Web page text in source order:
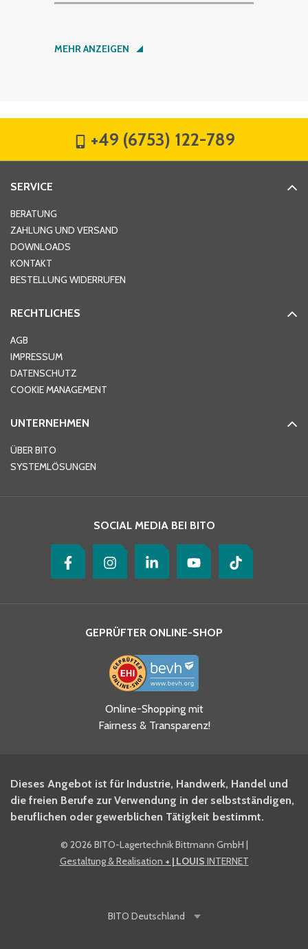
Nachname*
Hausnummer
Ort*
Telefon
Ja, ich habe die
Datenschutzhinweise gelesen
und akzeptiere diese.
BITO Newsletter Fachwissen
Intralogistiker anmelden.
Ja, ich möchte mich für den
BITO Shop-Newsletter
MEHR ANZEIGEN
+49 (6753) 122-789
SERVICE
BERATUNG
ZAHLUNG UND VERSAND
DOWNLOADS
KONTAKT
BESTELLUNG WIDERRUFEN
RECHTLICHES
AGB
IMPRESSUM
DATENSCHUTZ
COOKIE MANAGEMENT
UNTERNEHMEN
ÜBER BITO
SYSTEMLÖSUNGEN
SOCIAL MEDIA BEI BITO
GEPRÜFTER ONLINE-SHOP
Online-Shopping mit
Fairness & Transparenz!
Dieses Angebot ist für Industrie, Handwerk, Handel und
die freien Berufe zur Verwendung in der selbstständigen,
beruflichen oder gewerblichen Tätigkeit bestimmt.
© 2026 BITO-Lagertechnik Bittmann GmbH |
Gestaltung & Realisation + | LOUIS INTERNET
BITO Deutschland